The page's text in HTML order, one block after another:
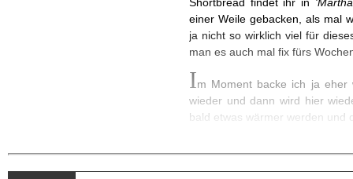
einer Weile gebacken, als mal
ja nicht so wirklich viel für
man es auch mal fix fürs
Im Moment backe ich ja eher
wieder und dann wird hier
bald etwas wärmer werden und